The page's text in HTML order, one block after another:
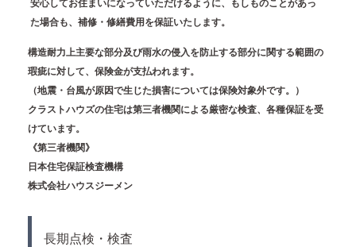
た場合も、補修・修繕費用を保証いたします。
構造耐力上主要な部分及び雨水の侵入を防止する部分に関する範囲の
瑕疵に対して、保険金が支払われます。
（地震・台風が原因で生じた損害については保険対象外です。）
クラストハウズの住宅は第三者機関による厳密な検査、各種保証を受
けています。
《第三者機関》
日本住宅保証検査機構
株式会社ハウスジーメン
長期点検・検査